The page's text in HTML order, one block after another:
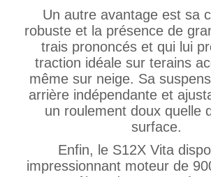
Un autre avantage est sa
robuste et la présence de
trais prononcés et qui lui
traction idéale sur terains
même sur neige. Sa
arrière indépendante et
un roulement doux quelle
surface.
Enfin, le S12X Vita
impressionnant moteur de